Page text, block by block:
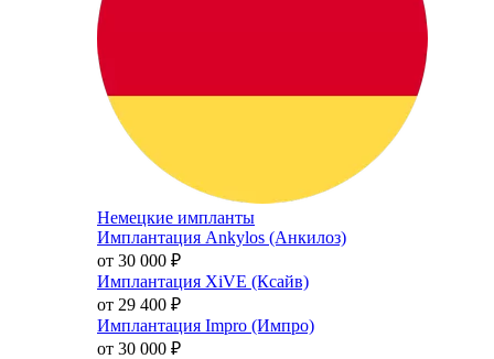
Немецкие импланты
Имплантация Ankylos (Анкилоз)
от 30 000 ₽
Имплантация XiVE (Ксайв)
от 29 400 ₽
Имплантация Impro (Импро)
от 30 000 ₽